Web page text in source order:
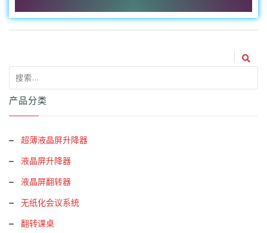
产品分类
超薄液晶屏升降器
液晶屏升降器
液晶屏翻转器
无纸化会议系统
翻转课桌